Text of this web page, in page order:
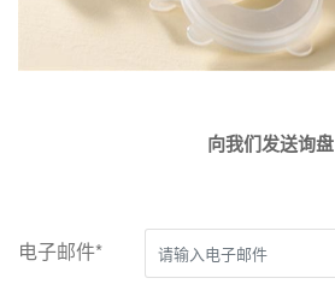
向我们发送询盘
电子邮件*